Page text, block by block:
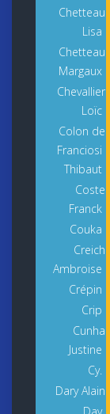
Chetteau
Lisa
Chetteau
Margaux
Chevallier
Loïc
Colon de
Franciosi
Thibaut
Coste
Franck
Couka
Creich
Ambroise
Crépin
Crip
Cunha
Justine
Cy.
Dary Alain